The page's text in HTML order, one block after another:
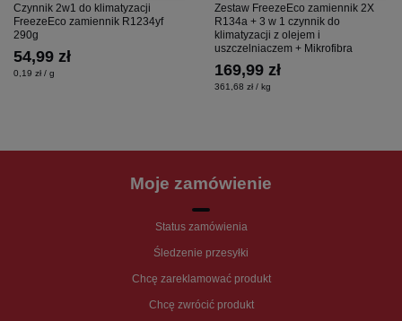
Czynnik 2w1 do klimatyzacji
FreezeEco zamiennik R1234yf
290g
54,99 zł
0,19 zł / g
Zestaw FreezeEco zamiennik 2X
R134a + 3 w 1 czynnik do
klimatyzacji z olejem i
uszczelniaczem + Mikrofibra
169,99 zł
361,68 zł / kg
Moje zamówienie
Status zamówienia
Śledzenie przesyłki
Chcę zareklamować produkt
Chcę zwrócić produkt